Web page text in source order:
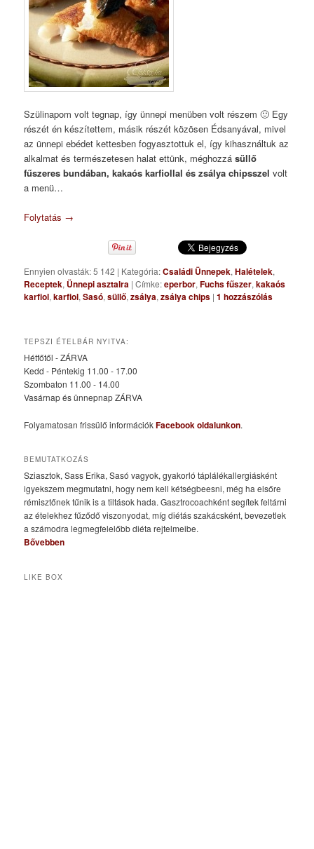
Szülinapom volt tegnap, így ünnepi menüben volt részem 🙂 Egy
részét én készítettem, másik részét közösen Édsanyával, mivel
az ünnepi ebédet kettesben fogyasztottuk el, így kihasználtuk az
alkalmat és természetesen halat ettünk, méghozzásüllő
fűszeres bundában, kakaós karfiollal és zsálya chipsszel volt
a menü…
Folytatás →
Ennyien olvasták: 5 142 | Kategória:Családi Ünnepek,Halételek,
Receptek, Ünnepi asztalra |Címke:eperbor,Fuchs fűszer,kakaós
karfiol,karfiol,Sasó,süllő,zsálya,zsálya chips |1 hozzászólás
TEPSZI ÉTELBÁR NYITVA:
Hétfőtől - ZÁRVA
Kedd - Péntekig 11.00 - 17.00
Szombaton 11.00 - 14.00
Vasárnap és ünnepnap ZÁRVA
Folyamatosan frissülő információkFacebook oldalunkon.
BEMUTATKOZÁS
Sziasztok, Sass Erika, Sasó vagyok, gyakorló táplálékallergiásként
igyekszem megmutatni, hogy nem kell kétségbeesni, még ha elsőre
rémisztőnek tűnik is a tiltások hada. Gasztrocoachként segítek feltárni
az ételekhez fűződő viszonyodat, míg diétás szakácsként, bevezetlek
a számodra legmegfelelőbb diéta rejtelmeibe.
Bővebben
LIKE BOX